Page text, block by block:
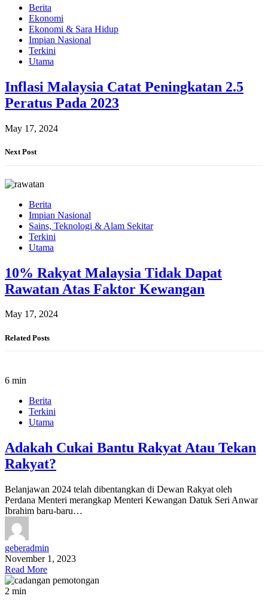
Berita
Ekonomi
Ekonomi & Sara Hidup
Impian Nasional
Terkini
Utama
Inflasi Malaysia Catat Peningkatan 2.5
Peratus Pada 2023
May 17, 2024
Next Post
Berita
Impian Nasional
Sains, Teknologi & Alam Sekitar
Terkini
Utama
10% Rakyat Malaysia Tidak Dapat
Rawatan Atas Faktor Kewangan
May 17, 2024
Related Posts
6 min
Berita
Terkini
Utama
Adakah Cukai Bantu Rakyat Atau Tekan
Rakyat?
Belanjawan 2024 telah dibentangkan di Dewan Rakyat oleh
Perdana Menteri merangkap Menteri Kewangan Datuk Seri Anwar
Ibrahim baru-baru…
geberadmin
November 1, 2023
Read More
2 min